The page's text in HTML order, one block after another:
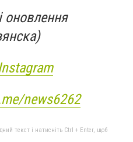
оновлення
news6262
текст і натисніть Ctrl + Enter, щоб